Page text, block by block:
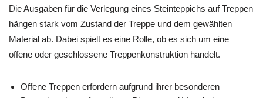
Die Ausgaben für die Verlegung eines Steinteppichs auf Treppen
hängen stark vom Zustand der Treppe und dem gewählten
Material ab. Dabei spielt es eine Rolle, ob es sich um eine
offene oder geschlossene Treppenkonstruktion handelt.
Offene Treppen erfordern aufgrund ihrer besonderen